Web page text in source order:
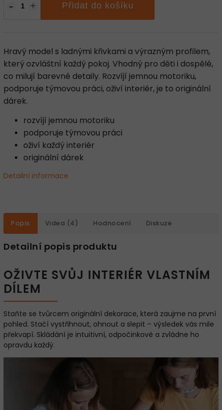
Přidat do košíku
Hravý model s ladnými křivkami a výrazným profilem,
který ozvláštní každý pokoj. Vhodný pro děti i dospělé,
co milují barevné detaily. Rozvíjí jemnou motoriku,
podporuje týmovou práci, oživí interiér, je to originální
dárek.
rozvíjí jemnou motoriku
podporuje týmovou práci
oživí každý interiér
originální dárek
Detailní informace
Popis Videa (4) Hodnocení Diskuze
Detailní popis produktu
OŽIVTE SVŮJ INTERIÉR VLASTNÍM
DÍLEM
Staňte se tvůrcem originální dekorace, která zaujme na první
pohled. Stačí vystřihnout, ohnout a slepit – výsledek vás mile
překvapí. Skládání je intuitivní, odpočinkové a zvládne ho
opravdu každý.